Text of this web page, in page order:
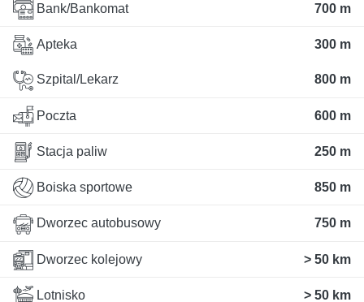
Bank/Bankomat 700 m
Apteka 300 m
Szpital/Lekarz 800 m
Poczta 600 m
Stacja paliw 250 m
Boiska sportowe 850 m
Dworzec autobusowy 750 m
Dworzec kolejowy > 50 km
Lotnisko > 50 km